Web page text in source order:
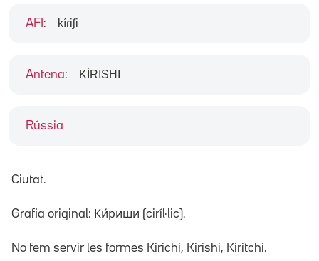
Rússia
AFI : kíɾiʃi
Antena: KÍRISHI
Ciutat.
Grafia original: Ки́риши (ciríl·lic).
No fem servir les formes Kirichi, Kirishi, Kiritchi.